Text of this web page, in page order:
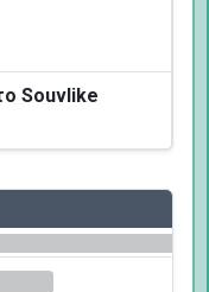
Souvlike